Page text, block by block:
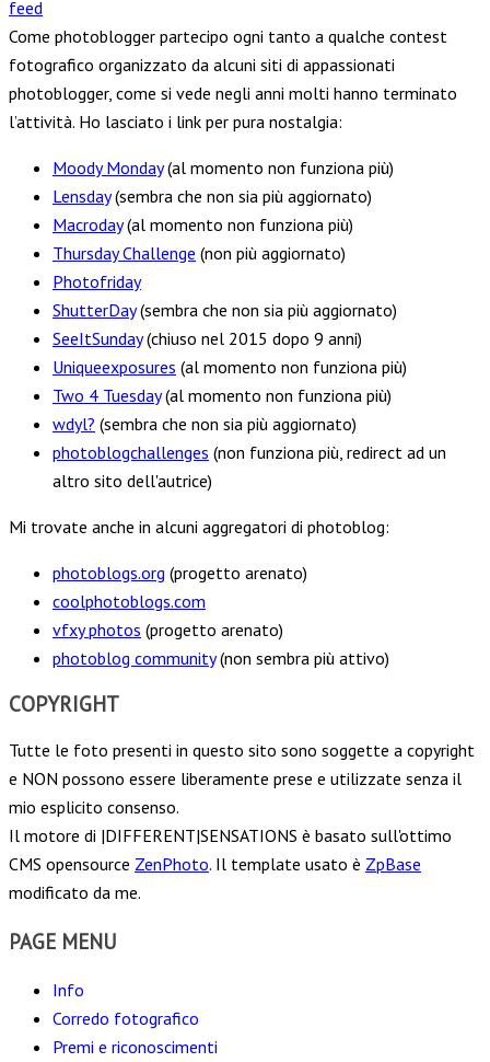
feed
Come photoblogger partecipo ogni tanto a qualche contest
fotografico organizzato da alcuni siti di appassionati
photoblogger, come si vede negli anni molti hanno terminato
l’attività. Ho lasciato i link per pura nostalgia:
Moody Monday(al momento non funziona più)
Lensday(sembra che non sia più aggiornato)
Macroday(al momento non funziona più)
Thursday Challenge (non più aggiornato)
Photofriday
ShutterDay(sembra che non sia più aggiornato)
SeeItSunday(chiuso nel 2015 dopo 9 anni)
Uniqueexposures (al momento non funziona più)
Two 4 Tuesday(al momento non funziona più)
wdyl? (sembra che non sia più aggiornato)
photoblogchallenges (non funziona più, redirect ad un
altro sito dell'autrice)
Mi trovate anche in alcuni aggregatori di photoblog:
photoblogs.org (progetto arenato)
coolphotoblogs.com
vfxy photos (progetto arenato)
photoblog community(non sembra più attivo)
COPYRIGHT
Tutte le foto presenti in questo sito sono soggette a copyright
e NON possono essere liberamente prese e utilizzate senza il
mio esplicito consenso.
Il motore di |DIFFERENT|SENSATIONS è basato sull'ottimo
CMS opensource ZenPhoto. Il template usato è ZpBase
modificato da me.
PAGE MENU
Info
Corredo fotografico
Premi e riconoscimenti